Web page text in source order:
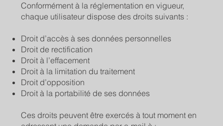
Conformément à la réglementation en vigueur,
chaque utilisateur dispose des droits suivants :
Droit d’accès à ses données personnelles
Droit de rectification
Droit à l’effacement
Droit à la limitation du traitement
Droit d’opposition
Droit à la portabilité de ses données
Ces droits peuvent être exercés à tout moment en